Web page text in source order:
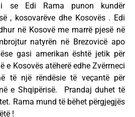
se Edi Rama punon kundër
, kosovarëve dhe Kosovës . Edi
në Kosovë me marrë pjesë në
natyrën në Brezovicë apo
gasi amerikan është jetik për
e Kosovës atëherë edhe Zvërrneci
të një rëndësie të veçantë për
e Shqipërisë. Prandaj duhet të
Rama mund të bëhet përgjegjës
!